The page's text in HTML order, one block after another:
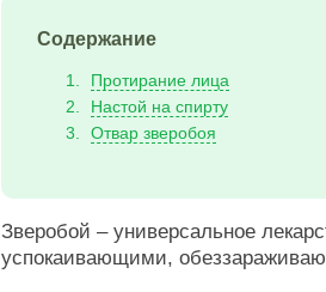
Содержание
Протирание лица
Настой на спирту
Отвар зверобоя
Зверобой – универсальное
успокаивающими,